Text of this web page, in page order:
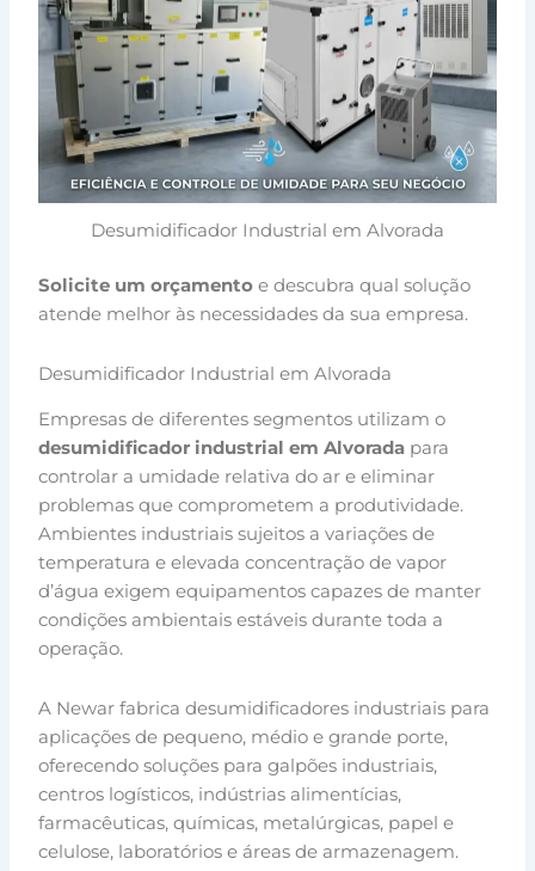
Desumidificador Industrial em Alvorada
Solicite um orçamento e descubra qual solução
atende melhor às necessidades da sua empresa.
Desumidificador Industrial em Alvorada
Empresas de diferentes segmentos utilizam o
desumidificador industrial em Alvorada para
controlar a umidade relativa do ar e eliminar
problemas que comprometem a produtividade.
Ambientes industriais sujeitos a variações de
temperatura e elevada concentração de vapor
d’água exigem equipamentos capazes de manter
condições ambientais estáveis durante toda a
operação.
A Newar fabrica desumidificadores industriais para
aplicações de pequeno, médio e grande porte,
oferecendo soluções para galpões industriais,
centros logísticos, indústrias alimentícias,
farmacêuticas, químicas, metalúrgicas, papel e
celulose, laboratórios e áreas de armazenagem.